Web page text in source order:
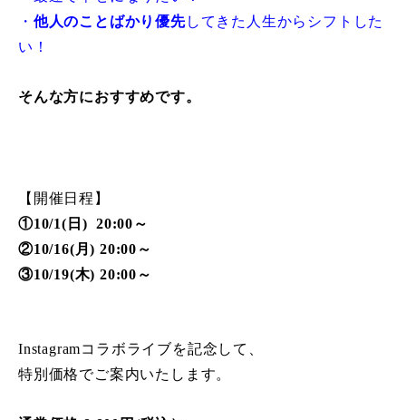
・ 他人のことばかり優先してきた人生からシフトした
い！
そんな方におすすめです。
【開催日程】
①10/1(日) 20:00～
②10/16(月) 20:00～
③10/19(木) 20:00～
Instagramコラボライブを記念して、
特別価格でご案内いたします。